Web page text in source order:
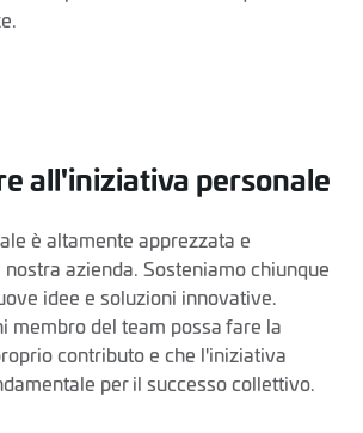
all'iniziativa personale
è altamente apprezzata e
azienda. Sosteniamo chiunque
idee e soluzioni innovative.
membro del team possa fare la
contributo e che l'iniziativa
per il successo collettivo.